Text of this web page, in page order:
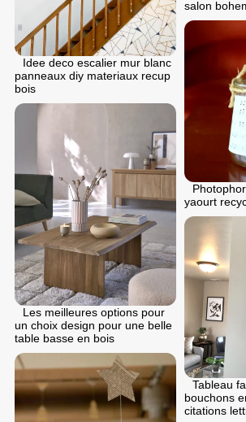
salon
Idee deco escalier mur blanc
panneaux diy materiaux recup
bois
yaourt
Les meilleures options pour
un choix design pour une belle
table basse en bois
Tableau
bouchons
citations